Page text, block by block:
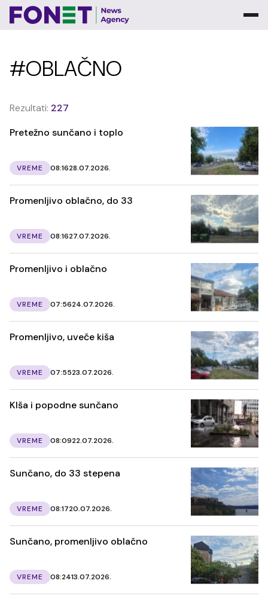
#OBLAČNO
Rezultati: 227
Pretežno sunčano i toplo
VREME 08:1628.07.2026.
Promenljivo oblačno, do 33
VREME 08:1627.07.2026.
Promenljivo i oblačno
VREME 07:5624.07.2026.
Promenljivo, uveče kiša
VREME 07:5523.07.2026.
KIša i popodne sunčano
VREME 08:0922.07.2026.
Sunčano, do 33 stepena
VREME 08:1720.07.2026.
Sunčano, promenljivo oblačno
VREME 08:2413.07.2026.